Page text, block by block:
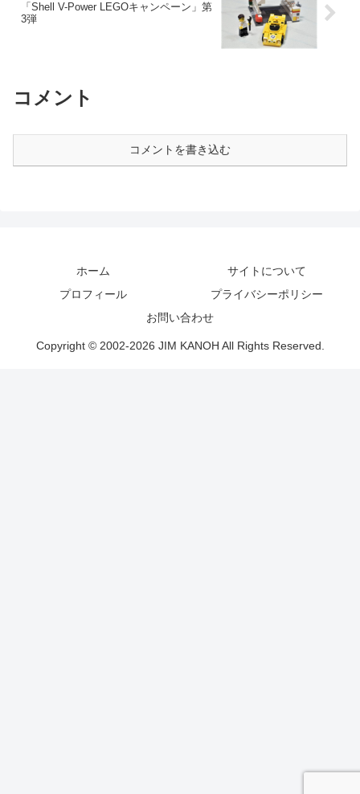
「Shell V-Power LEGOキャンペーン」第
3弾
コメント
コメントを書き込む
ホーム
サイトについて
プロフィール
プライバシーポリシー
お問い合わせ
Copyright © 2002-2026 JIM KANOH All Rights Reserved.